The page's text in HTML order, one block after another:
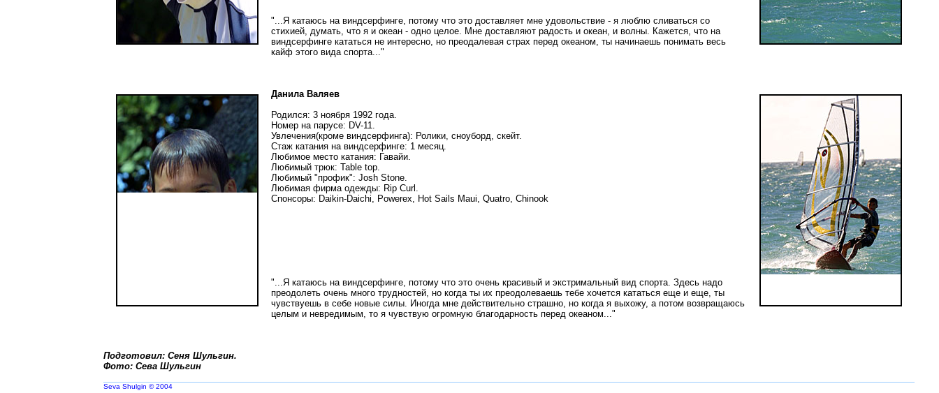
"...Я катаюсь на виндсерфинге, потому что это доставляет мне удовольствие - я люблю сливаться со
стихией, думать, что я и океан - одно целое. Мне доставляют радость и океан, и волны. Кажется, что на
виндсерфинге кататься не интересно, но преодалевая страх перед океаном, ты начинаешь понимать весь
кайф этого вида спорта..."
Данила Валяев
Родился: 3 ноября 1992 года.
Номер на парусе: DV-11.
Увлечения(кроме виндсерфинга): Ролики, сноуборд, скейт.
Стаж катания на виндсерфинге: 1 месяц.
Любимое место катания: Гавайи.
Любимый трюк: Table top.
Любимый "профик": Josh Stone.
Любимая фирма одежды: Rip Curl.
Спонсоры: Daikin-Daichi, Powerex, Hot Sails Maui, Quatro, Chinook
"...Я катаюсь на виндсерфинге, потому что это очень красивый и экстримальный вид спорта. Здесь надо
преодолеть очень много трудностей, но когда ты их преодолеваешь тебе хочется кататься еще и еще, ты
чувствуешь в себе новые силы. Иногда мне действительно страшно, но когда я выхожу, а потом возвращаюсь
целым и невредимым, то я чувствую огромную благодарность перед океаном..."
Подготовил: Сеня Шульгин.
Фото: Сева Шульгин
Seva Shulgin © 2004